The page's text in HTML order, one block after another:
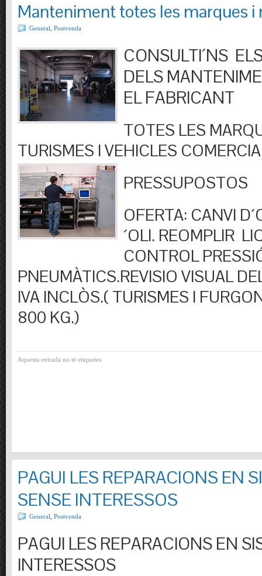
Manteniment totes les marques i
General Postvenda
CONSULTI´NS
DELS
EL FABRICANT
TOTES LES
TURISMES I VEHICLES
PRESSUPOSTOS
OFERTA: CANVI
´OLI. REOMPLIR
CONTROL
PNEUMÀTICS.REVISIO VISUAL
IVA INCLÒS.( TURISMES I
800 KG.)
Aquesta entrada no té etiquetes
PAGUI LES REPARACIONS EN
SENSE INTERESSOS
General Postvenda
PAGUI LES REPARACIONS EN
INTERESSOS